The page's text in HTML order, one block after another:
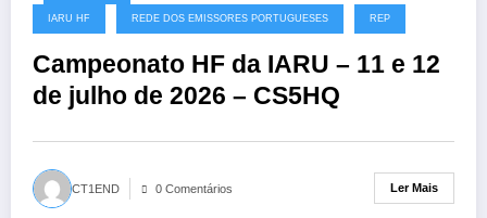
08/07/2026
IARU HF REDE DOS EMISSORES PORTUGUESES REP
Campeonato HF da IARU – 11 e 12
de julho de 2026 – CS5HQ
CT1END 0 Comentários Ler Mais